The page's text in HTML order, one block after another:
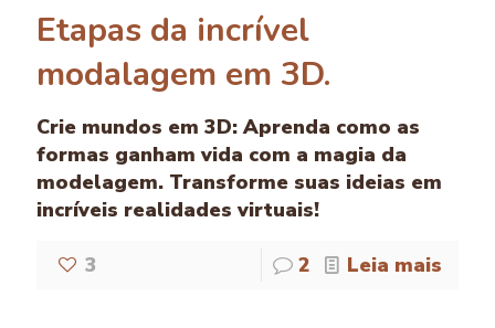
Etapas da incrível
modalagem em 3D.
Crie mundos em 3D: Aprenda como as
formas ganham vida com a magia da
modelagem. Transforme suas ideias em
incríveis realidades virtuais!
3 2 Leia mais